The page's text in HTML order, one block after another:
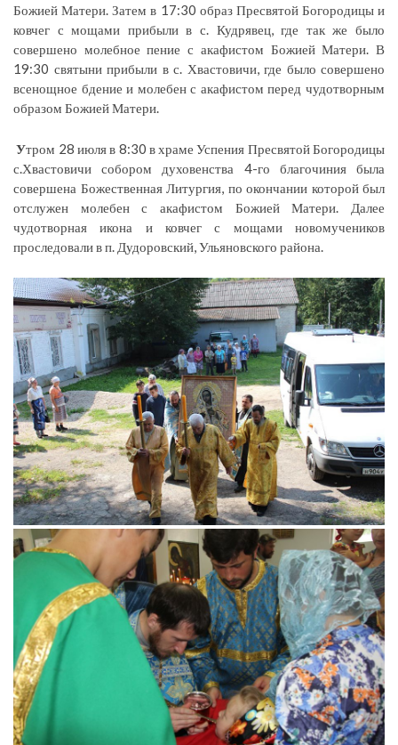
Божией Матери. Затем в 17:30 образ Пресвятой Богородицы и
ковчег с мощами прибыли в с. Кудрявец, где так же было
совершено молебное пение с акафистом Божией Матери. В
19:30 святыни прибыли в с. Хвастовичи, где было совершено
всенощное бдение и молебен с акафистом перед чудотворным
образом Божией Матери.
Утром 28 июля в 8:30 в храме Успения Пресвятой Богородицы
с.Хвастовичи собором духовенства 4-го благочиния была
совершена Божественная Литургия, по окончании которой был
отслужен молебен с акафистом Божией Матери. Далее
чудотворная икона и ковчег с мощами новомучеников
проследовали в п. Дудоровский, Ульяновского района.